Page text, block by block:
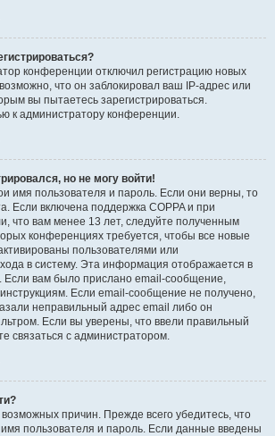
конференции отключил регистрацию новых
что он заблокировал ваш IP-адрес или
вы пытаетесь зарегистрироваться.
к администратору конференции.
но не могу войти!
имя пользователя и пароль. Если они верны, то
Если включена поддержка COPPA и при
что вам менее 13 лет, следуйте полученным
конференциях требуется, чтобы все новые
пользователями или
в систему. Эта информация отображается в
Если вам было прислано email-сообщение,
Если email-сообщение не получено,
неправильный адрес email либо он
Если вы уверены, что ввели правильный
связаться с администратором.
причин. Прежде всего убедитесь, что
пользователя и пароль. Если данные введены